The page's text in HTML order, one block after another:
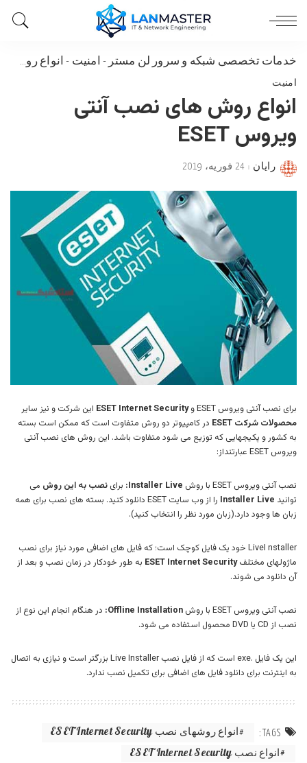
خدمات تخصصی شبکه و سرور لن مستر - امنیت - انواع روش های نصب آنتی ویروس ESET
امنیت
انواع روش های نصب آنتی
ویروس ESET
Posted
رایان 24 فوریه، 2019
برای نصب آنتی ویروس ESET و ESET Internet Security این شرکت و نیز سایر
محصولات شرکت ESET
در کامپیوتر دو روش متفاوت است که ممکن است بسته
به کشور و پکیجهایی که توزیع می شود متفاوت باشد. این روش های نصب آنتی
ویروس ESET عبارتنداز:
نصب آنتی ویروس ESET با روش Installer Live: برای نصب به این روش می
توانید Installer Live را از وب سایت ESET
دانلود کنید. بسته های نصب برای همه
زبان ها وجود دارد.(زبان مورد نظر را انتخاب کنید).
LiveI nstaller خود یک فایل کوچک است؛ که فایل های اضافی مورد نیاز برای نصب
ماژولهای مختلفESET Internet Security به طور خودکار در زمان نصب و بعد از
آن دانلود می شوند.
نصب آنتی ویروس ESET با روش
در هنگام انجام این نوع از
نصب از CD یا DVD محصول استفاده می شود.
این یک فایل .exe است که از فایل نصب Live Installer بزرگتر است و نیازی به اتصال
به اینترنت برای دانلود فایل های اضافی برای تکمیل نصب ندارد.
TAGS:
انواع روشهای نصب ESET Internet Security
انواع نصب ESET Internet Security